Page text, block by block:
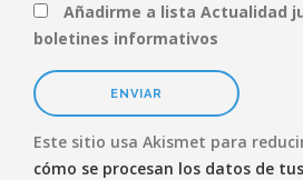
Añadirme a lista Actualidad
boletines informativos
Este sitio usa Akismet para
cómo se procesan los datos de